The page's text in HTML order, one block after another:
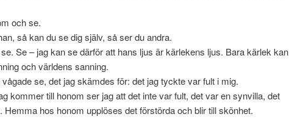
och se.
så kan du se dig själv, så ser du andra.
Se – jag kan se därför att hans ljus är kärlekens ljus. Bara kärlek kan
och världens sanning.
se, det jag skämdes för: det jag tyckte var fult i mig.
kommer till honom ser jag att det inte var fult, det var en synvilla, det
Hemma hos honom upplöses det förstörda och blir till skönhet.